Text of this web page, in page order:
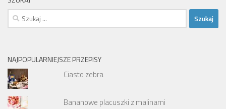
Szukaj:
NAJPOPULARNIEJSZE PRZEPISY
Ciasto zebra
Bananowe placuszki z malinami